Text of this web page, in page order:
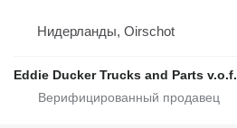
Нидерланды, Oirschot
Eddie Ducker Trucks and Parts v.o.f.